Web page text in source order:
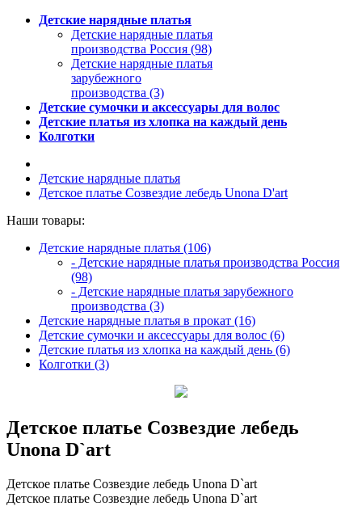
Детские нарядные платья
Детские нарядные платья
производства Россия (98)
Детские нарядные платья
зарубежного
производства (3)
Детские сумочки и аксессуары для волос
Детские платья из хлопка на каждый день
Колготки
Детские нарядные платья
Детское платье Созвездие лебедь Unona D'art
Наши товары:
Детские нарядные платья (106)
- Детские нарядные платья производства Россия
(98)
- Детские нарядные платья зарубежного
производства (3)
Детские нарядные платья в прокат (16)
Детские сумочки и аксессуары для волос (6)
Детские платья из хлопка на каждый день (6)
Колготки (3)
Детское платье Созвездие лебедь
Unona D`art
Детское платье Созвездие лебедь Unona D`art
Детское платье Созвездие лебедь Unona D`art